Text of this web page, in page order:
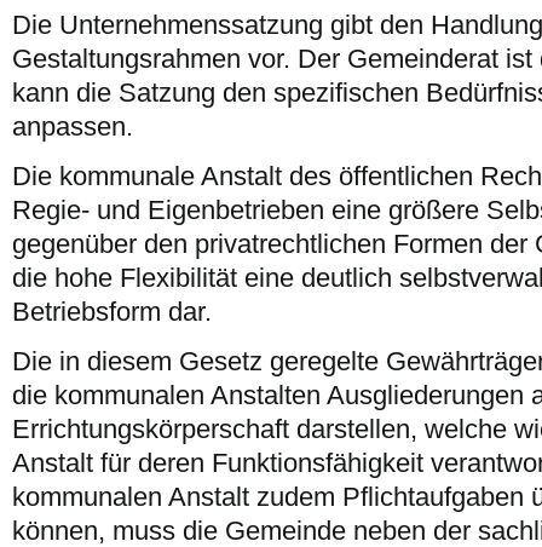
Die Unternehmenssatzung gibt den
Gestaltungsrahmen vor. Der Gemeinderat
kann die Satzung den spezifischen
anpassen.
Die kommunale Anstalt des öffentlichen
Regie- und Eigenbetrieben eine größere
gegenüber den privatrechtlichen Formen der
die hohe Flexibilität eine deutlich
Betriebsform dar.
Die in diesem Gesetz geregelte
die kommunalen Anstalten Ausgliederungen
Errichtungskörperschaft darstellen, welche
Anstalt für deren Funktionsfähigkeit
kommunalen Anstalt zudem Pflichtaufgaben
können, muss die Gemeinde neben der